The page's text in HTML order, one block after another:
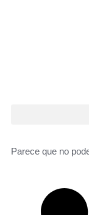
Parece que no